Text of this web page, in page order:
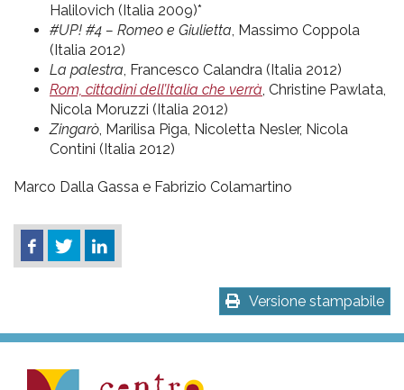
Halilovich (Italia 2009)*
#UP! #4 – Romeo e Giulietta, Massimo Coppola
(Italia 2012)
La palestra, Francesco Calandra (Italia 2012)
Rom, cittadini dell’Italia che verrà, Christine Pawlata,
Nicola Moruzzi (Italia 2012)
Zingarò, Marilisa Piga, Nicoletta Nesler, Nicola
Contini (Italia 2012)
Marco Dalla Gassa e Fabrizio Colamartino
Versione stampabile